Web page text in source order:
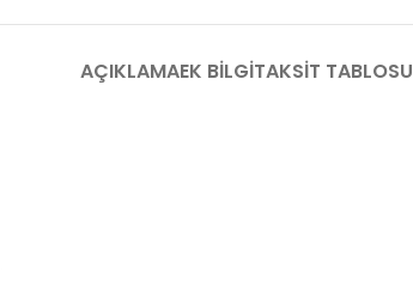
AÇIKLAMAEK BILGITAKSIT TABLOSU